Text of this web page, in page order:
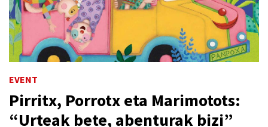
EVENT
Pirritx, Porrotx eta Marimotots:
“Urteak bete, abenturak bizi”